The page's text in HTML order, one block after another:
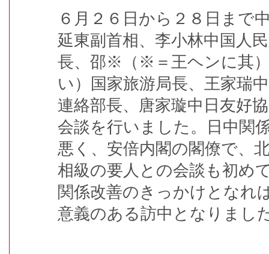
６月２６日から２８日まで
延東副首相、李小林中国人
長、邵※（※＝王ヘンに其
い）国家旅游局長、王家瑞
連絡部長、唐家璇中日友好
会談を行いました。日中関
悪く、安倍内閣の閣僚で、
相級の要人との会談も初め
関係改善のきっかけとなれ
意義のある訪中となりまし